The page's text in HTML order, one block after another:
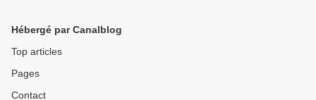
Hébergé par Canalblog
Top articles
Pages
Contact